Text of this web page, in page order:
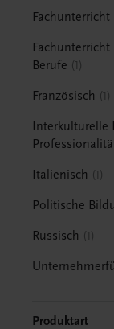
Berufe
1
Französisch 1
Interkulturelle
Italienisch 1
Politische
Russisch 1
Produktart